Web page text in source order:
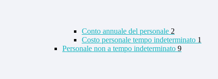
Conto annuale del personale 2
Costo personale tempo indeterminato 1
Personale non a tempo indeterminato 9